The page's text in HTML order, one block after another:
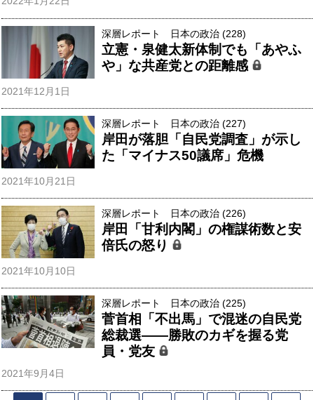
深層レポート 日本の政治 (228)
立憲・泉健太新体制でも「あやふ
や」な共産党との距離感
2021年12月1日
深層レポート 日本の政治 (227)
岸田が落胆「自民党調査」が示し
た「マイナス50議席」危機
2021年10月21日
深層レポート 日本の政治 (226)
岸田「甘利内閣」の権謀術数と安
倍氏の怒り
2021年10月10日
深層レポート 日本の政治 (225)
菅首相「不出馬」で混迷の自民党
総裁選――勝敗のカギを握る党
員・党友
2021年9月4日